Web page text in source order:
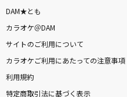
DAM★とも
カラオケ＠DAM
サイトのご利用について
カラオケご利用にあたっての注意事項
利用規約
特定商取引法に基づく表示